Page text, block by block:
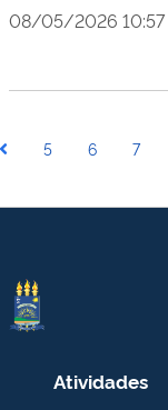
08/05/2026 10:57
5 6 7
Atividades